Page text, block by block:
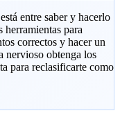
entre saber y hacerlo
herramientas para
correctos y hacer un
nervioso obtenga los
para reclasificarte como